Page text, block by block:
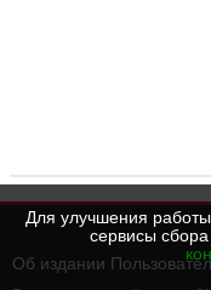
Об издании
Для улучшения
сервисы сбора